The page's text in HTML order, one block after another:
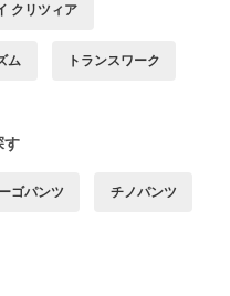
クリツィア
ム トランスワーク
す
ゴパンツ チノパンツ